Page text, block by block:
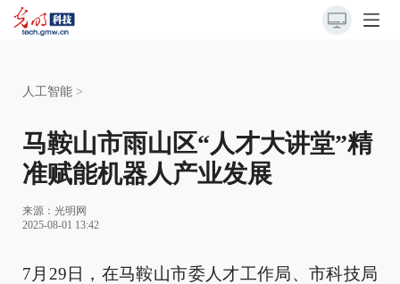
人工智能 >
马鞍山市雨山区“人才大讲堂”精
准赋能机器人产业发展
来源： 光明网
2025-08-01 13:42
7月29日，在马鞍山市委人才工作局、市科技局